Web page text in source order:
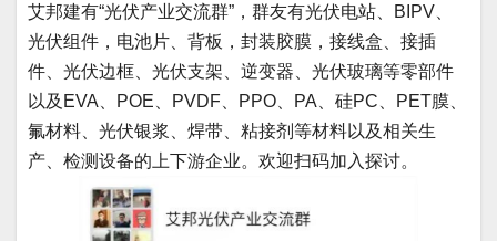
艾邦建有“光伏产业交流群”，群友有光伏电站、BIPV、
光伏组件，电池片、背板，封装胶膜，接线盒、接插
件、光伏边框、光伏支架、逆变器、光伏玻璃等零部件
以及EVA、POE、PVDF、PPO、PA、硅PC、PET膜、
氟材料、光伏银浆、焊带、粘接剂等材料以及相关生
产、检测设备的上下游企业。欢迎扫码加入探讨。